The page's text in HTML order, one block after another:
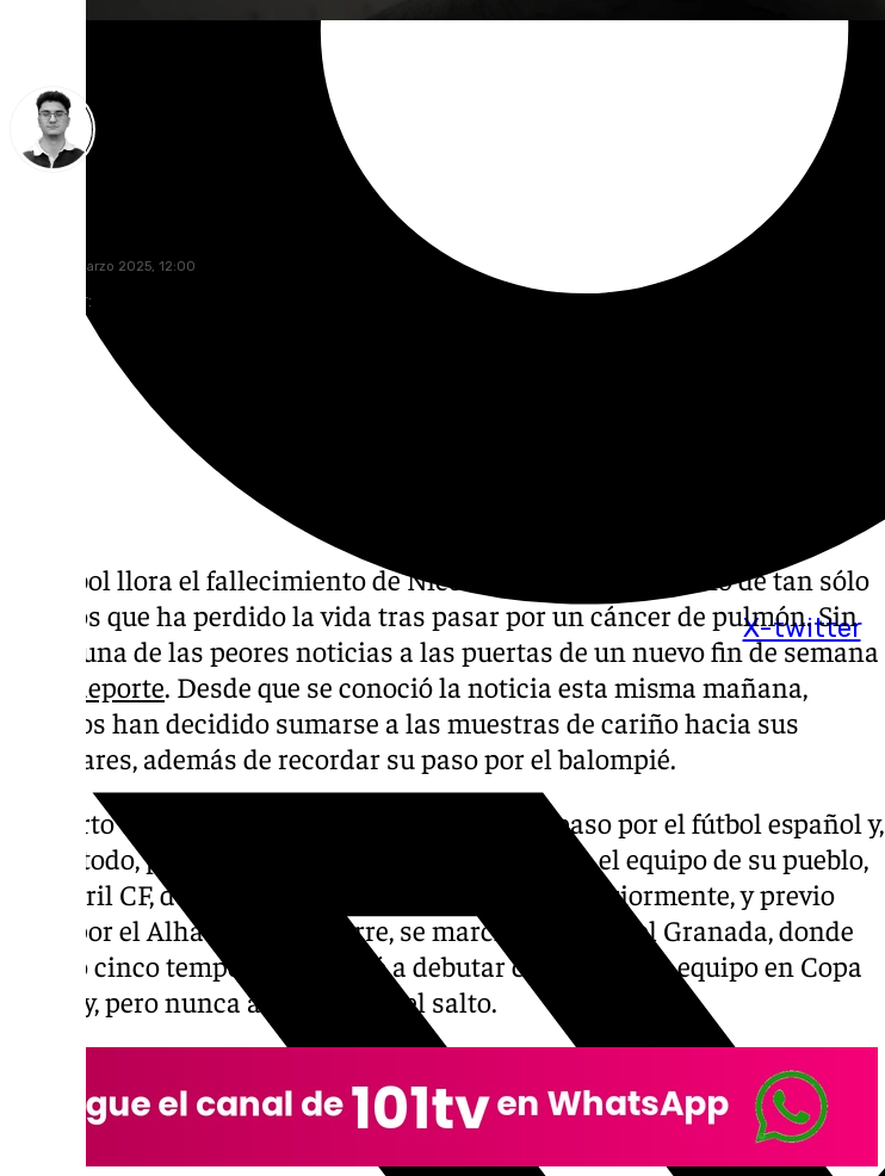
X-twitter
sábado, 1 marzo 2025, 12:00
Compartir:
El fútbol llora el fallecimiento de Nico Hidalgo, un motrileño de tan sólo
32 años que ha perdido la vida tras pasar por un cáncer de pulmón. Sin
duda, una de las peores noticias a las puertas de un nuevo fin de semana
deporte. Desde que se conoció la noticia esta misma mañana,
muchos han decidido sumarse a las muestras de cariño hacia sus
familiares, además de recordar su paso por el balompié.
Lo cierto es que el defensa ha tenido un largo paso por el fútbol español y,
sobre todo, por el andaluz. Inició su andadura en el equipo de su pueblo,
el Motril CF, donde disputó dos temporadas. Posteriormente, y previo
paso por el Alhaurín de la Torre, se marchó al filial del Granada, donde
estuvo cinco temporadas. Llegó a debutar con el primer equipo en Copa
del Rey, pero nunca acabó de dar el salto.